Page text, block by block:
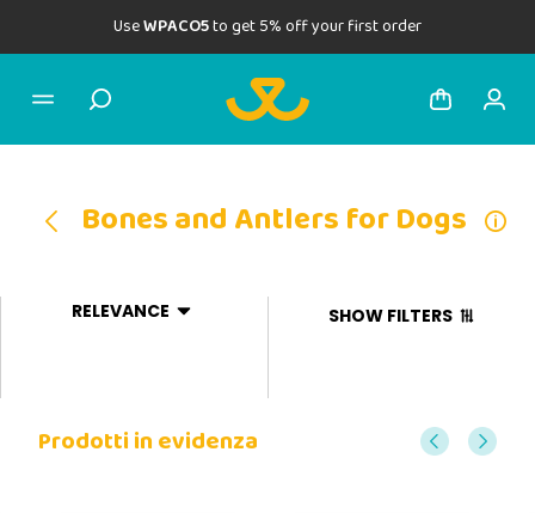
UseWPACO5to get 5% off your first order
Bones and Antlers for Dogs
RELEVANCE SHOW FILTERS
Prodotti in evidenza